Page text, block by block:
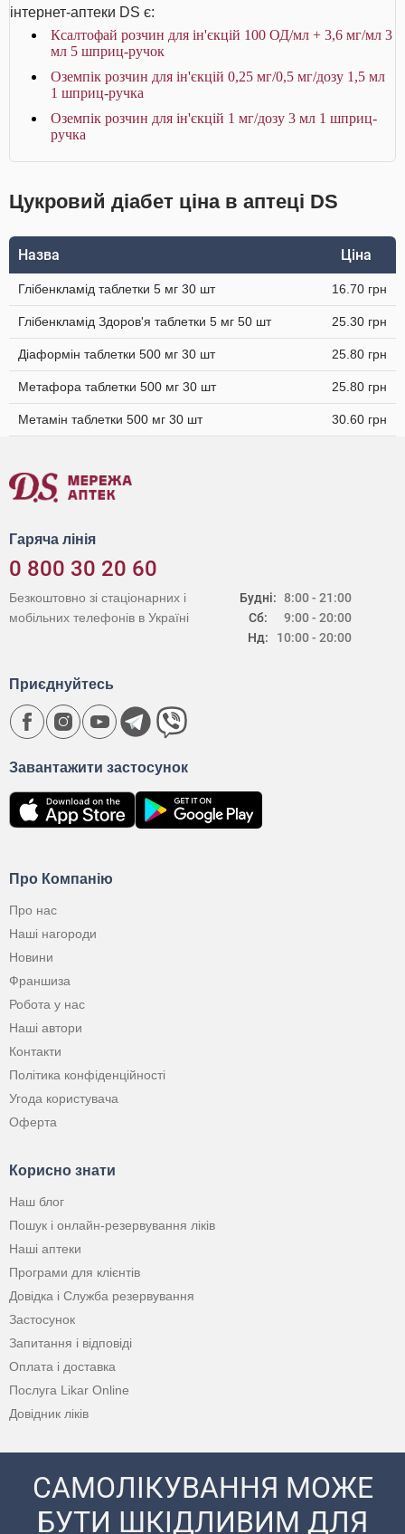
інтернет-аптеки DS є:
Ксалтофай розчин для ін'єкцій 100 ОД/мл + 3,6 мг/мл 3
мл 5 шприц-ручок
Оземпік розчин для ін'єкцій 0,25 мг/0,5 мг/дозу 1,5 мл
1 шприц-ручка
Оземпік розчин для ін'єкцій 1 мг/дозу 3 мл 1 шприц-
ручка
Цукровий діабет ціна в аптеці DS
Назва Ціна
Глібенкламід таблетки 5 мг 30 шт 16.70 грн
Глібенкламід Здоров'я таблетки 5 мг 50 шт 25.30 грн
Діаформін таблетки 500 мг 30 шт 25.80 грн
Метафора таблетки 500 мг 30 шт 25.80 грн
Метамін таблетки 500 мг 30 шт 30.60 грн
Гаряча лінія
0 800 30 20 60
Будні:
Сб:
Нд:
8:00 - 21:00
9:00 - 20:00
10:00 - 20:00
Безкоштовно зі стаціонарних і
мобільних телефонів в Україні
Про Компанію
Про нас
Наші нагороди
Новини
Франшиза
Робота у нас
Наші автори
Контакти
Політика конфіденційності
Угода користувача
Оферта
Корисно знати
Наш блог
Пошук і онлайн-резервування ліків
Наші аптеки
Програми для клієнтів
Довідка і Служба резервування
Застосунок
Запитання і відповіді
Оплата і доставка
Послуга Likar Online
Довідник ліків
Завантажити застосунок
Приєднуйтесь
САМОЛІКУВАННЯ МОЖЕ
БУТИ ШКІДЛИВИМ ДЛЯ